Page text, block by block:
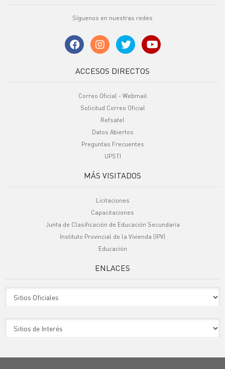
Síguenos en nuestras redes
ACCESOS DIRECTOS
Correo Oficial - Webmail
Solicitud Correo Oficial
Refsatel
Datos Abiertos
Preguntas Frecuentes
UPSTI
MÁS VISITADOS
Licitaciones
Capacitaciones
Junta de Clasificación de Educación Secundaria
Instituto Provincial de la Vivienda (IPV)
Educación
ENLACES